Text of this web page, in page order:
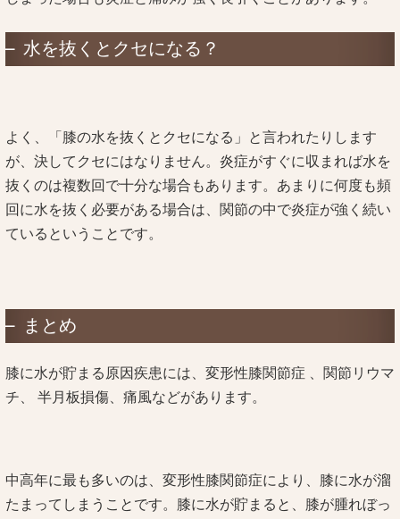
水を抜くとクセになる？
よく、「膝の水を抜くとクセになる」と言われたりします
が、決してクセにはなりません。炎症がすぐに収まれば水を
抜くのは複数回で十分な場合もあります。あまりに何度も頻
回に水を抜く必要がある場合は、関節の中で炎症が強く続い
ているということです。
まとめ
膝に水が貯まる原因疾患には、変形性膝関節症 、関節リウマ
チ、 半月板損傷、痛風などがあります。
中高年に最も多いのは、変形性膝関節症により、膝に水が溜
たまってしまうことです。膝に水が貯まると、膝が腫れぼっ